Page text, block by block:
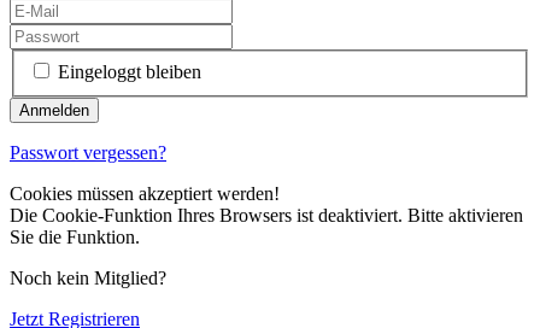
Eingeloggt bleiben
Passwort vergessen?
Cookies müssen akzeptiert werden!
Die Cookie-Funktion Ihres Browsers ist deaktiviert. Bitte aktivieren
Sie die Funktion.
Noch kein Mitglied?
Jetzt Registrieren